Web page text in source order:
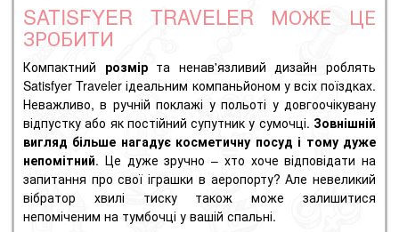
SATISFYER TRAVELER МОЖЕ ЦЕ
ЗРОБИТИ
Компактний розмірта ненав'язливий дизайн роблять
Satisfyer Traveler ідеальним компаньйоном у всіх поїздках.
Неважливо, в ручній поклажі у польоті у довгоочікувану
відпустку або як постійний супутник у сумочці. Зовнішній
вигляд більше нагадує косметичну посуд і тому дуже
непомітний. Це дуже зручно – хто хоче відповідати на
запитання про свої іграшки в аеропорту? Але невеликий
вібратор хвилі тиску також може залишитися
непоміченим на тумбочці у вашій спальні.